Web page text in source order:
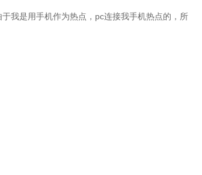
我是用手机作为热点，pc连接我手机热点的，所